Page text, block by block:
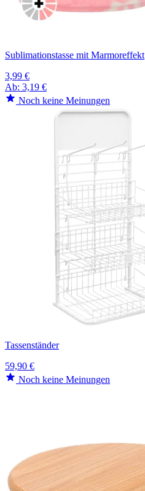
Sublimationstasse mit Marmoreffekt
3,99 €
Ab: 3,19 €
Noch keine Meinungen
Tassenständer
59,90 €
Noch keine Meinungen